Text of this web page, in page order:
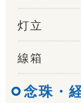
灯立
線箱
念珠・